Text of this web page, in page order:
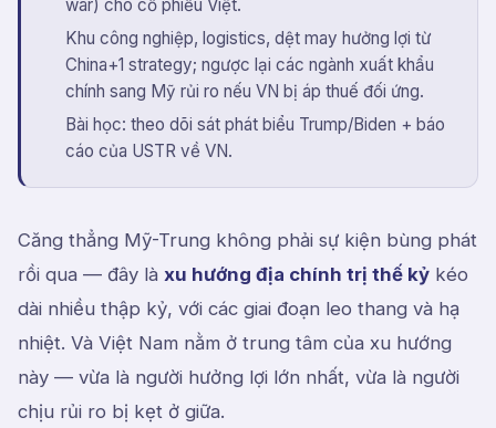
war) cho cổ phiếu Việt.
Khu công nghiệp, logistics, dệt may hưởng lợi từ
China+1 strategy; ngược lại các ngành xuất khẩu
chính sang Mỹ rủi ro nếu VN bị áp thuế đối ứng.
Bài học: theo dõi sát phát biểu Trump/Biden + báo
cáo của USTR về VN.
Căng thẳng Mỹ-Trung không phải sự kiện bùng phát
rồi qua — đây là xu hướng địa chính trị thế kỷ kéo
dài nhiều thập kỷ, với các giai đoạn leo thang và hạ
nhiệt. Và Việt Nam nằm ở trung tâm của xu hướng
này — vừa là người hưởng lợi lớn nhất, vừa là người
chịu rủi ro bị kẹt ở giữa.